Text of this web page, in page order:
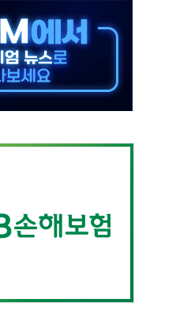
계 양극화 심화
어
한 해프닝"